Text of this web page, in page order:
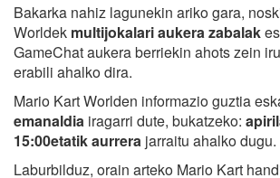
Bakarka nahiz lagunekin ariko gara,
Worldek multijokalari aukera zabalak
GameChat aukera berriekin ahots zein
erabili ahalko dira.
Mario Kart Worlden informazio guztia
emanaldia iragarri dute, bukatzeko:
15:00etatik aurrera jarraitu ahalko dugu.
Laburbilduz, orain arteko Mario Kart